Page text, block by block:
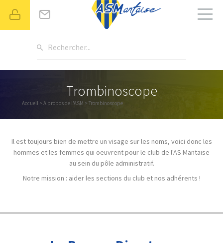
Rechercher...
Trombinoscope
Accueil > A propos de l'ASM > Trombinoscope
Il est toujours bien de mettre un visage sur les noms, voici donc les
hommes et les femmes qui oeuvrent pour le club de l'AS Mantaise
au sein du pôle administratif.
Notre mission : aider les sections du club et nos adhérents !